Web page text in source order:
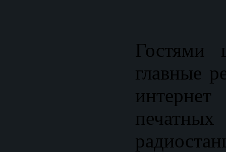
Гостями
главные